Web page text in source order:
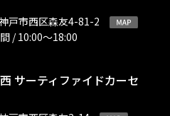
神戸市西区森友4-81-2
/ 10:00〜18:00
サーティファイドカーセ